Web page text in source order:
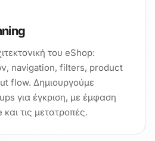
του eShop:
navigation, filters, product
flow. Δημιουργούμε
για έγκριση, με έμφαση
τις μετατροπές.
ο AI βοηθός του
θα μπορούσα να σε